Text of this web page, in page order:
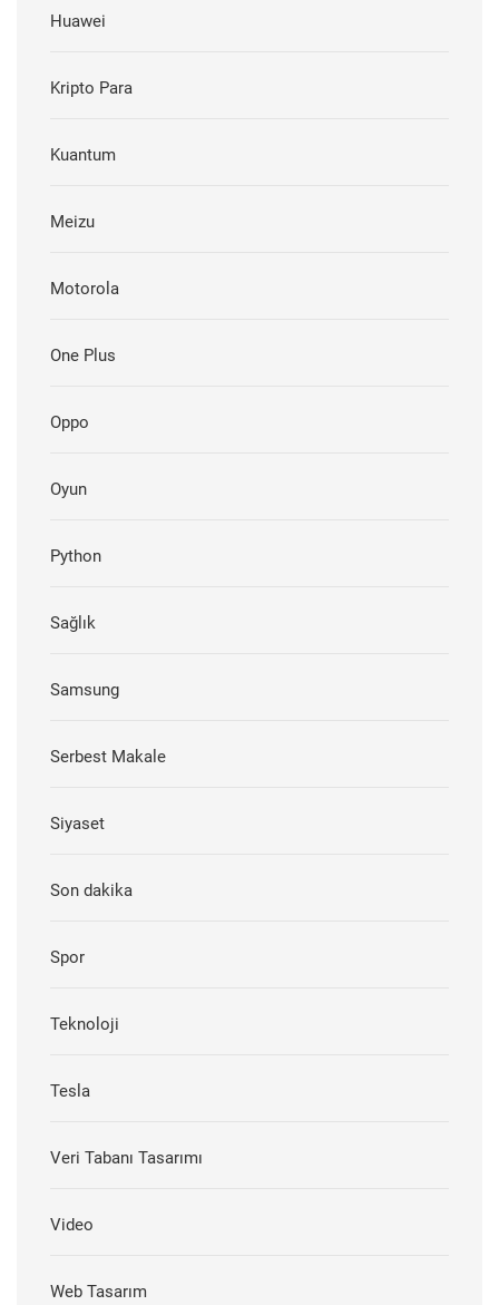
Huawei
Kripto Para
Kuantum
Meizu
Motorola
One Plus
Oppo
Oyun
Python
Sağlık
Samsung
Serbest Makale
Siyaset
Son dakika
Spor
Teknoloji
Tesla
Veri Tabanı Tasarımı
Video
Web Tasarım